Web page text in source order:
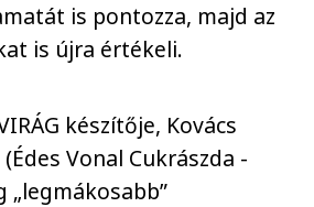
is pontozza, majd az
is újra értékeli.
készítője, Kovács
Vonal Cukrászda -
„legmákosabb”